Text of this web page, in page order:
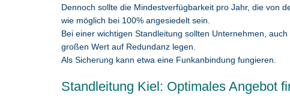
Dennoch sollte die Mindestverfügbarkeit pro Jahr, die von
wie möglich bei 100% angesiedelt sein.
Bei einer wichtigen Standleitung sollten Unternehmen,
großen Wert auf Redundanz legen.
Als Sicherung kann etwa eine Funkanbindung fungieren.
Standleitung Kiel: Optimales Angebot